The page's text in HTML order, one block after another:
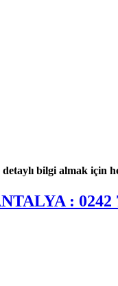
bilgi almak için
: 0242